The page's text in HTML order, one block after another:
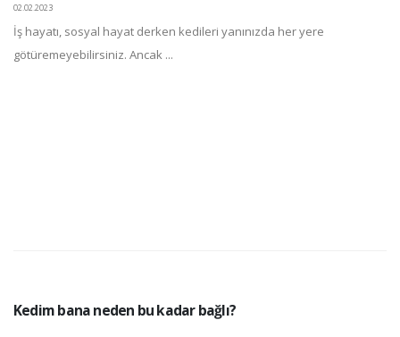
02.02.2023
İş hayatı, sosyal hayat derken kedileri yanınızda her yere
götüremeyebilirsiniz. Ancak ...
Kedim bana neden bu kadar bağlı?